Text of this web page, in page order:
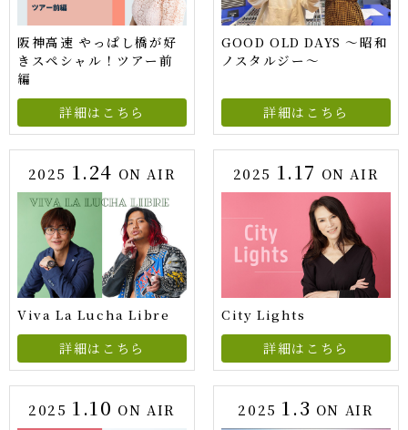
阪神高速 やっぱし橋が好
きスペシャル！ツアー前
編
詳細はこちら
GOOD OLD DAYS ～昭和
ノスタルジー～
詳細はこちら
2025 1.24 ON AIR
Viva La Lucha Libre
詳細はこちら
2025 1.17 ON AIR
City Lights
詳細はこちら
2025 1.10 ON AIR 2025 1.3 ON AIR